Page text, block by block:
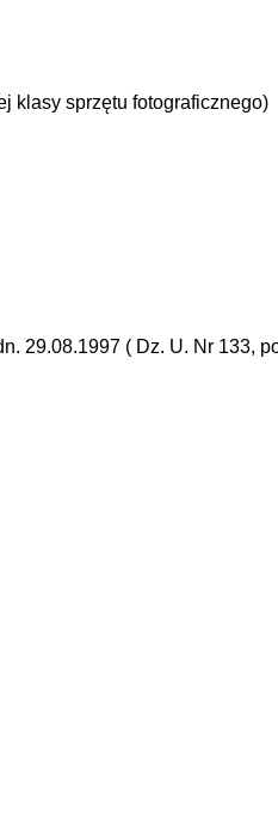
klasy sprzętu fotograficznego)
29.08.1997 ( Dz. U. Nr 133,